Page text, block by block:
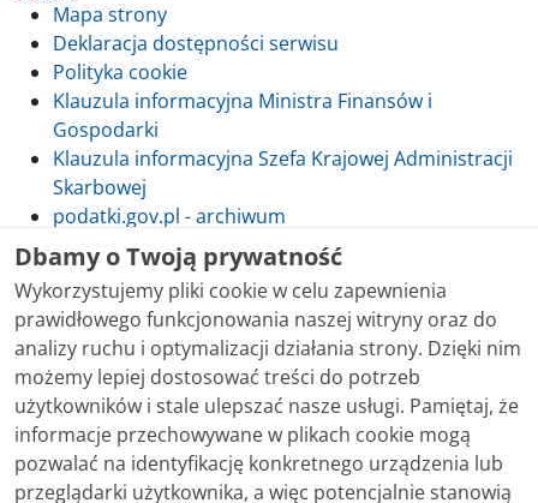
Mapa strony
Deklaracja dostępności serwisu
Polityka cookie
Klauzula informacyjna Ministra Finansów i
Gospodarki
Klauzula informacyjna Szefa Krajowej Administracji
Skarbowej
podatki.gov.pl - archiwum
Skontaktuj się z nami
Treści zamieszczone w serwisie udostępniamy
bezpłatnie. Korzystanie z treści opublikowanych w
serwisie podatki.gov.pl, niezależnie od celu i sposobu
korzystania, nie wymaga zgody Ministerstwa Finansów.
Dbamy o Twoją prywatność
Wykorzystujemy pliki cookie w celu zapewnienia
prawidłowego funkcjonowania naszej witryny oraz do
analizy ruchu i optymalizacji działania strony. Dzięki nim
możemy lepiej dostosować treści do potrzeb
użytkowników i stale ulepszać nasze usługi. Pamiętaj, że
informacje przechowywane w plikach cookie mogą
pozwalać na identyfikację konkretnego urządzenia lub
przeglądarki użytkownika, a więc potencjalnie stanowią